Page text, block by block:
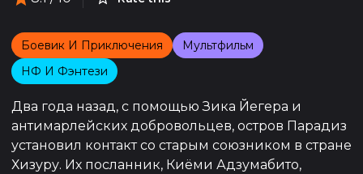
Боевик И Приключения
Мультфильм
НФ И Фэнтези
Два года назад, с помощью Зика Йегера и
антимарлейских добровольцев, остров Парадиз
установил контакт со старым союзником в стране
Хизуру. Их посланник, Киёми Адзумабито,